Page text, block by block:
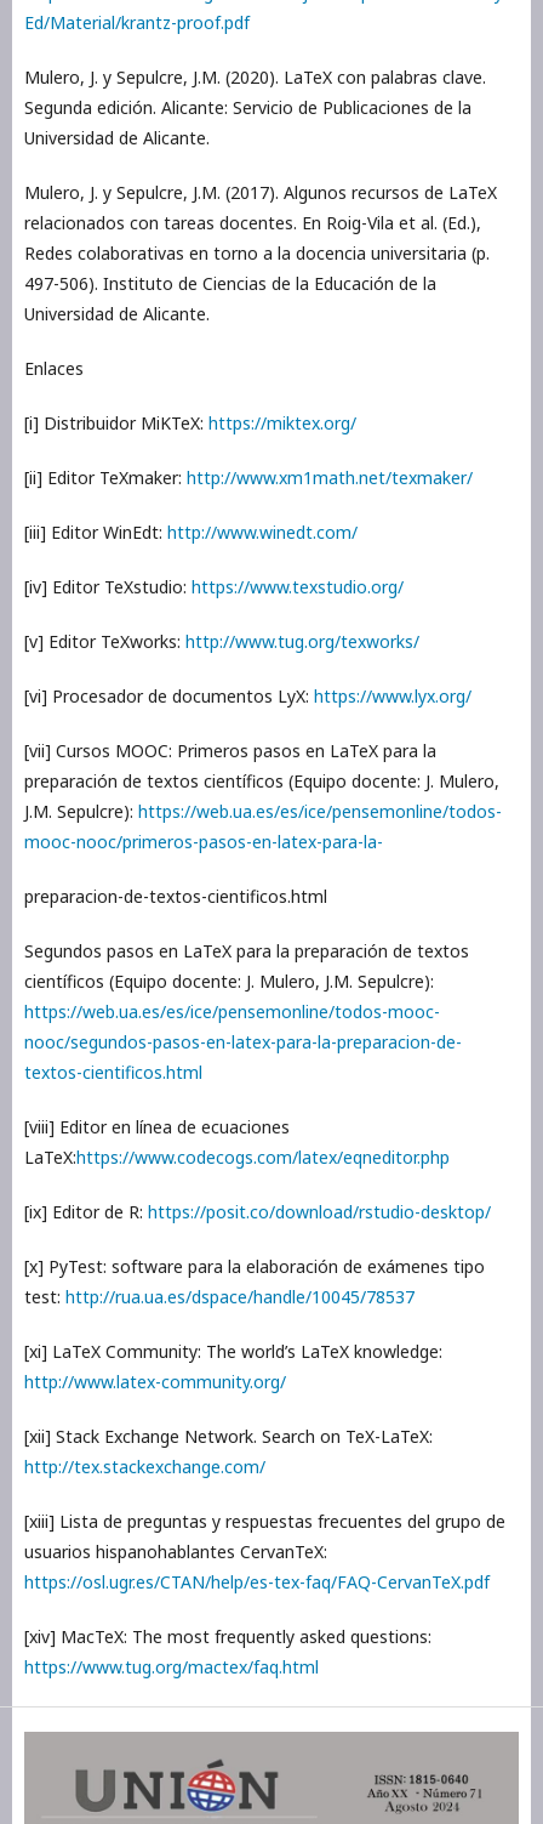
Ed/Material/krantz-proof.pdf
Mulero, J. y Sepulcre, J.M. (2020). LaTeX con palabras clave.
Segunda edición. Alicante: Servicio de Publicaciones de la
Universidad de Alicante.
Mulero, J. y Sepulcre, J.M. (2017). Algunos recursos de LaTeX
relacionados con tareas docentes. En Roig-Vila et al. (Ed.),
Redes colaborativas en torno a la docencia universitaria (p.
497-506). Instituto de Ciencias de la Educación de la
Universidad de Alicante.
Enlaces
[i] Distribuidor MiKTeX: https://miktex.org/
[ii] Editor TeXmaker: http://www.xm1math.net/texmaker/
[iii] Editor WinEdt: http://www.winedt.com/
[iv] Editor TeXstudio: https://www.texstudio.org/
[v] Editor TeXworks: http://www.tug.org/texworks/
[vi] Procesador de documentos LyX: https://www.lyx.org/
[vii] Cursos MOOC: Primeros pasos en LaTeX para la
preparación de textos científicos (Equipo docente: J. Mulero,
J.M. Sepulcre): https://web.ua.es/es/ice/pensemonline/todos-
mooc-nooc/primeros-pasos-en-latex-para-la-
preparacion-de-textos-cientificos.html
Segundos pasos en LaTeX para la preparación de textos
científicos (Equipo docente: J. Mulero, J.M. Sepulcre):
https://web.ua.es/es/ice/pensemonline/todos-mooc-
nooc/segundos-pasos-en-latex-para-la-preparacion-de-
textos-cientificos.html
[viii] Editor en línea de ecuaciones
LaTeX:https://www.codecogs.com/latex/eqneditor.php
[ix] Editor de R: https://posit.co/download/rstudio-desktop/
[x] PyTest: software para la elaboración de exámenes tipo
test: http://rua.ua.es/dspace/handle/10045/78537
[xi] LaTeX Community: The world’s LaTeX knowledge:
http://www.latex-community.org/
[xii] Stack Exchange Network. Search on TeX-LaTeX:
http://tex.stackexchange.com/
[xiii] Lista de preguntas y respuestas frecuentes del grupo de
usuarios hispanohablantes CervanTeX:
https://osl.ugr.es/CTAN/help/es-tex-faq/FAQ-CervanTeX.pdf
[xiv] MacTeX: The most frequently asked questions:
https://www.tug.org/mactex/faq.html